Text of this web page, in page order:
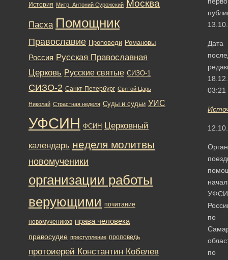
Дата
03:21
по
по
История Митр. Антоний Сурожский Москва
Пасха Помощник
Православие Проповеди Романовы
Россия Русская Православная
Церковь Русские святые СИЗО-1
СИЗО-2 Санкт-Петербург Святой Царь
Николай Страстная неделя Суды и судьи УИС
УФСИН ФСИН Церковный
календарь неделя молитвы
новомученики
организации работы
верующими почитание
новомучеников права человека
правосудие преступление проповедь
протоиерей Константин Кобелев